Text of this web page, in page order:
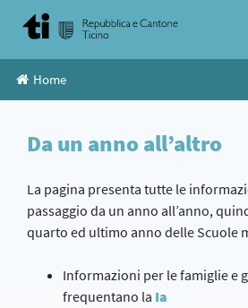
Home
Da un anno all’altro
La pagina presenta tutte le
passaggio da un anno all’anno,
quarto ed ultimo anno delle Scuole
Informazioni per le famiglie e
frequentano la Ia